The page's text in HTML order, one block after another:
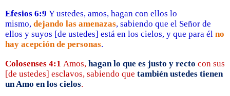
Efesios 6:9 Y ustedes, amos, hagan con ellos lo
mismo, dejando las amenazas, sabiendo que el Señor de
ellos y suyos [de ustedes] está en los cielos, y que para él no
hay acepción de personas.
Colosenses 4:1 Amos, hagan lo que es justo y recto con sus
[de ustedes] esclavos, sabiendo que también ustedes tienen
un Amo en los cielos.